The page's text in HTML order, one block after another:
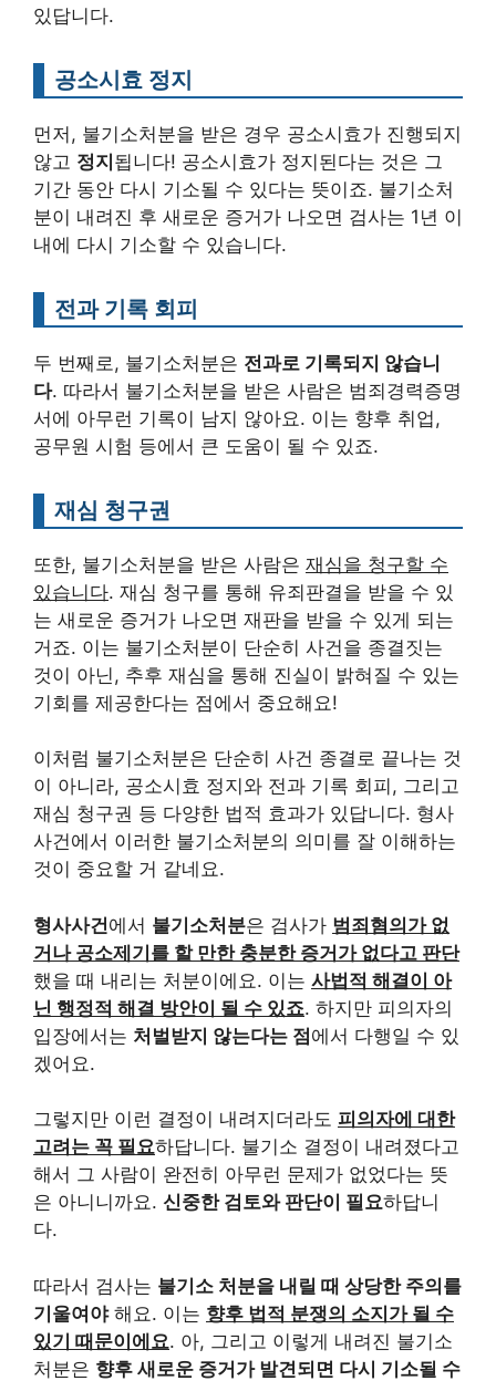
있답니다.
공소시효 정지
먼저, 불기소처분을 받은 경우 공소시효가 진행되지
않고 정지됩니다! 공소시효가 정지된다는 것은 그
기간 동안 다시 기소될 수 있다는 뜻이죠. 불기소처
분이 내려진 후 새로운 증거가 나오면 검사는 1년 이
내에 다시 기소할 수 있습니다.
전과 기록 회피
두 번째로, 불기소처분은 전과로 기록되지 않습니
다. 따라서 불기소처분을 받은 사람은 범죄경력증명
서에 아무런 기록이 남지 않아요. 이는 향후 취업,
공무원 시험 등에서 큰 도움이 될 수 있죠.
재심 청구권
또한, 불기소처분을 받은 사람은 재심을 청구할 수
있습니다. 재심 청구를 통해 유죄판결을 받을 수 있
는 새로운 증거가 나오면 재판을 받을 수 있게 되는
거죠. 이는 불기소처분이 단순히 사건을 종결짓는
것이 아닌, 추후 재심을 통해 진실이 밝혀질 수 있는
기회를 제공한다는 점에서 중요해요!
이처럼 불기소처분은 단순히 사건 종결로 끝나는 것
이 아니라, 공소시효 정지와 전과 기록 회피, 그리고
재심 청구권 등 다양한 법적 효과가 있답니다. 형사
사건에서 이러한 불기소처분의 의미를 잘 이해하는
것이 중요할 거 같네요.
형사사건에서 불기소처분은 검사가 범죄혐의가 없
거나 공소제기를 할 만한 충분한 증거가 없다고 판단
했을 때 내리는 처분이에요. 이는 사법적 해결이 아
닌 행정적 해결 방안이 될 수 있죠. 하지만 피의자의
입장에서는 처벌받지 않는다는 점에서 다행일 수 있
겠어요.
그렇지만 이런 결정이 내려지더라도 피의자에 대한
고려는 꼭 필요하답니다. 불기소 결정이 내려졌다고
해서 그 사람이 완전히 아무런 문제가 없었다는 뜻
은 아니니까요. 신중한 검토와 판단이 필요하답니
다.
따라서 검사는 불기소 처분을 내릴 때 상당한 주의를
기울여야해요. 이는 향후 법적 분쟁의 소지가 될 수
있기 때문이에요. 아, 그리고 이렇게 내려진 불기소
처분은 향후 새로운 증거가 발견되면 다시 기소될 수